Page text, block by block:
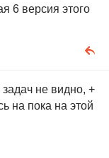
6 версия этого
не видно, +
на пока на этой